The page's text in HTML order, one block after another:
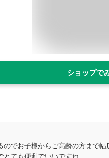
ショップで
のでお子様からご高齢の方まで
ても便利でいいですね。